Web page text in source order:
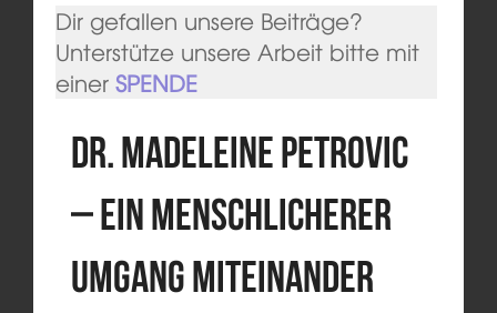
Dir gefallen unsere Beiträge?
Unterstütze unsere Arbeit bitte mit
einer SPENDE
Dr. Madeleine Petrovic
– Ein menschlicherer
Umgang miteinander